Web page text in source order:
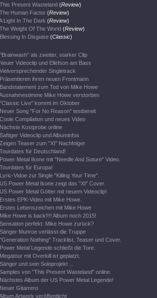
This Present Wasteland (Review)
The Human Factor (Review)
Light In The Dark (Review)
The Weight Of The World (Review)
Blessing In Disguise (Classic)
"Brainwash" als zweiter, starker Clip
Neuer Videoclip und Ellefson am Bass
Vielversprechender Singletrack
Präsentieren ihren neuen Frontmann
Bandstatement zum Tod von Mike Howe
Mike Howe verstorben
"Classic Live" kommt im Oktober
Neuer Song "For No Reason" testbereit
Coole Compilation und neues Video
Nächste Kostprobe online
Saftiger Videoclip und Albuminfos
Zeigen Teaser zum "XI" Nachfolger
Tourdates für Deutschland!
Power Metal Ikone mit "Needle And Suture" Video.
Tourdates für Europa!
Lyric-Vidoe zur Single "Killing Your Time".
US Power Metal Ikone zeigt das "XI" Cover.
US Power Metal Götter mit neuem Videoclip!
Erstes EPK-Video mit Mike Howe.
Erstes Lebenszeichen mit Mike Howe
Mike Howe is back!!!! Album noch 2015!
Sensation perfekt: Mike Howe zurück?
Sänger Munroe verlässt die Truppe
"Generation Nothing" Tracklist, Teaser und Cover.
Power Metal Legende schließt die Tore.
Megatour mit Overkill ist geplatzt.
Sänger und sein Soloprojekt ...
von "This Present Wasteland" online.
Nächstes Album der US Power Metal Legende!
Neuer Gitarrero
Artwork veröffentlicht